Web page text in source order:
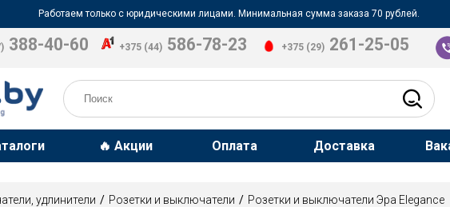
Работаем только с юридическими лицами. Минимальная сумма заказа 70 рублей.
388-40-60 +375 (44) 586-78-23 +375 (29) 261-25-05
🔥 Акции Оплата Доставка
удлинители Розетки и выключатели
Розетки и выключатели Эра Elegance